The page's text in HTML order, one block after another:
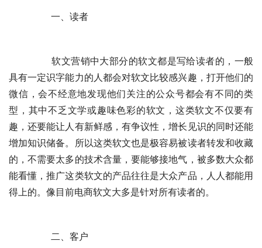
	　　一、读者
具有一定识字能力的人都会对软文比较感兴趣，打开他们的
微信，会不经意地发现他们关注的公众号都会有不同的类
型，其中不乏文学或趣味色彩的软文，这类软文不仅要有
趣，还要能让人有新鲜感，有争议性，增长见识的同时还能
增加知识储备。所以这类软文也是极容易被读者转发和收藏
的，不需要太多的技术含量，要能够接地气，被多数大众都
能看懂，推广这类软文的产品往往是大众产品，人人都能用
得上的。像目前电商软文大多是针对所有读者的。
	　　二、客户